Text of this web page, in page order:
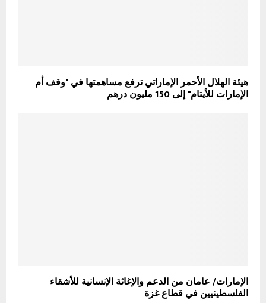
هيئة الهلال الأحمر الإماراتي ترفع مساهمتها في "وقف أم
الإمارات للأيتام" إلى 150 مليون درهم
الإمارات/ عامان من الدعم والإغاثة الإنسانية للأشقاء
الفلسطينيين في قطاع غزة